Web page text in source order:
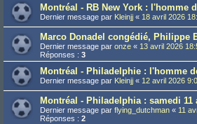
Montréal - RB New York : l'homme
Dernier message par Kleinjj « 18 avril 2026
Marco Donadel congédié, Philippe
Dernier message par onze « 13 avril 2026
Réponses : 3
Montréal - Philadelphie : l'homme
Dernier message par Kleinjj « 12 avril 2026
Montréal - Philadelphia : samedi 11
Dernier message par flying_dutchman « 11
Réponses : 2